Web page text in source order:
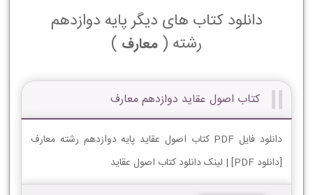
دانلود کتاب های دیگر پایه دوازدهم
رشته ( معارف )
کتاب اصول عقاید دوازدهم معارف
دانلود فایل PDF کتاب اصول عقاید پایه دوازدهم رشته معارف
[دانلود PDF] | لینک دانلود کتاب اصول عقاید